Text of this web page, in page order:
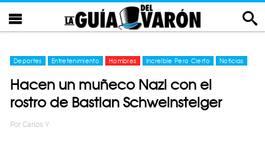
Deportes Entretenimiento Hombres Increíble Pero Cierto Noticias
Hacen un muñeco Nazi con el
rostro de Bastian Schweinsteiger
Por Carlos Y